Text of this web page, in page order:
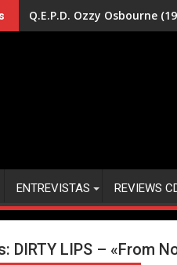
Q.E.P.D. Ozzy Osbourne
ENTREVISTAS REVIEWS
DIRTY LIPS – «From